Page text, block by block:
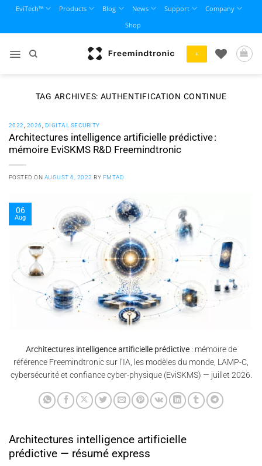
content
EviTech™ Products Blog News Support
Company
Shop
+
TAG ARCHIVES: AUTHENTIFICATION CONTINUE
2022 2026 DIGITAL SECURITY
Architectures intelligence artificielle prédictive :
mémoire EviSKMS R&D Freemindtronic
POSTED ON AUGUST 6, 2022 BY FMTAD
06
Aug
Architectures intelligence artificielle prédictive: mémoire de
référence Freemindtronic sur l’IA, les modèles du monde, LAMP-C,
cybersécurité et confiance cyber-physique (EviSKMS) — juillet 2026.
Architectures intelligence artificielle
prédictive — résumé express